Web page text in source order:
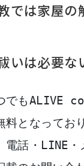
では家屋
いは必要な
でもALIVE
となってお
話・LINE・